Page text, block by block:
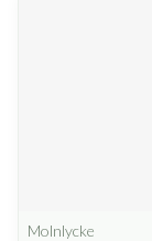
Molnlycke